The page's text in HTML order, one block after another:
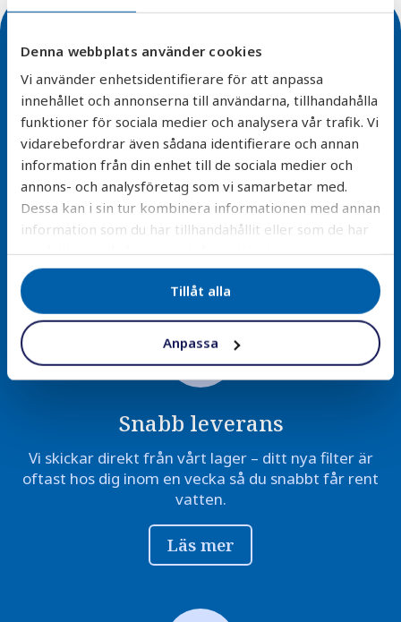
Denna webbplats använder cookies
Vi använder enhetsidentifierare för att anpassa
innehållet och annonserna till användarna, tillhandahålla
funktioner för sociala medier och analysera vår trafik. Vi
vidarebefordrar även sådana identifierare och annan
information från din enhet till de sociala medier och
annons- och analysföretag som vi samarbetar med.
Dessa kan i sin tur kombinera informationen med annan
information som du har tillhandahållit eller som de har
samlat in när du har använt deras tjänster.
Tillåt alla
Anpassa
Enkel installation
Alla våra filterlösningar är designade för smidig
montering och minimal underhåll – vi erbjuder även
installationstjänster.
Läs mer
Snabb leverans
Vi skickar direkt från vårt lager – ditt nya filter är
oftast hos dig inom en vecka så du snabbt får rent
vatten.
Läs mer